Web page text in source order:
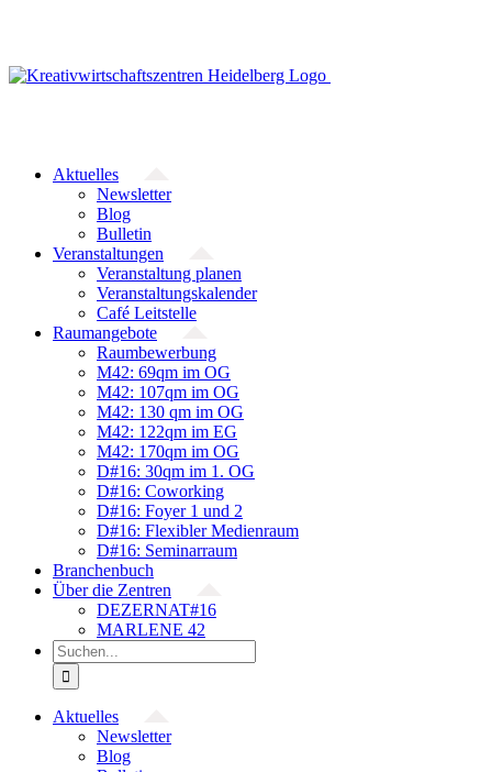
Aktuelles
Newsletter
Blog
Bulletin
Veranstaltungen
Veranstaltung planen
Veranstaltungskalender
Café Leitstelle
Raumangebote
Raumbewerbung
M42: 69qm im OG
M42: 107qm im OG
M42: 130 qm im OG
M42: 122qm im EG
M42: 170qm im OG
D#16: 30qm im 1. OG
D#16: Coworking
D#16: Foyer 1 und 2
D#16: Flexibler Medienraum
D#16: Seminarraum
Branchenbuch
Über die Zentren
DEZERNAT#16
MARLENE 42
Suche
nach:
Aktuelles
Newsletter
Blog